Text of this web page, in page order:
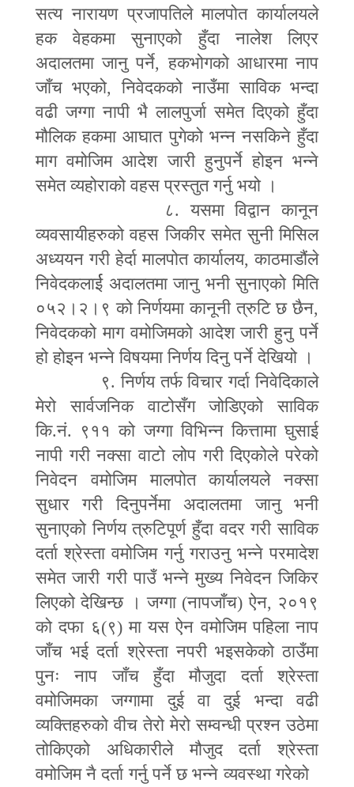
सत्य नारायण प्रजापतिले मालपोत कार्यालयले
हक वेहकमा सुनाएको हुँदा नालेश लिएर
अदालतमा जानु पर्ने,हकभोगको आधारमा नाप
जाँच भएको,निवेदकको नाउँमा साविक भन्दा
वढी जग्गा नापी भै लालपुर्जा समेत दिएको हुँदा
मौलिक हकमा आघात पुगेको भन्न नसकिने हुँदा
माग वमोजिम आदेश जारी हुनुपर्ने होइन भन्ने
समेत व्यहोराको वहस प्रस्तुत गर्नु भयो ।
८. यसमा विद्वान कानून
व्यवसायीहरुको वहस जिकीर समेत सुनी मिसिल
अध्ययन गरी हेर्दा मालपोत कार्यालय,काठमाडौंले
निवेदकलार्ई अदालतमा जानु भनी सुनाएको मिति
०५२।२।९ को निर्णयमा कानूनी त्रुटि छ छैन,
निवेदकको माग वमोजिमको आदेश जारी हुनु पर्ने
हो होइन भन्ने विषयमा निर्णय दिनु पर्ने देखियो ।
९. निर्णय तर्फ विचार गर्दा निवेदिकाले
मेरो सार्वजनिक वाटोसँग जोडिएको साविक
कि.नं. ९११ को जग्गा विभिन्न कित्तामा घुसाई
नापी गरी नक्सा वाटो लोप गरी दिएकोले परेको
निवेदन वमोजिम मालपोत कार्यालयले नक्सा
सुधार गरी दिनुपर्नेमा अदालतमा जानु भनी
सुनाएको निर्णय त्रुटिपूर्ण हुँदा वदर गरी साविक
दर्ता श्रेस्ता वमोजिम गर्नु गराउनु भन्ने परमादेश
समेत जारी गरी पाउँ भन्ने मुख्य निवेदन जिकिर
लिएको देखिन्छ । जग्गा (नापजाँच) ऐन, २०१९
को दफा ६(९) मा यस ऐन वमोजिम पहिला नाप
जाँच भई दर्ता श्रेस्ता नपरी भइसकेको ठाउँमा
पुनः नाप जाँच हुँदा मौजुदा दर्ता श्रेस्ता
वमोजिमका जग्गामा दुई वा दुई भन्दा वढी
व्यक्तिहरुको वीच तेरो मेरो सम्वन्धी प्रश्न उठेमा
तोकिएको अधिकारीले मौजुद दर्ता श्रेस्ता
वमोजिम नै दर्ता गर्नु पर्ने छ भन्ने व्यवस्था गरेको